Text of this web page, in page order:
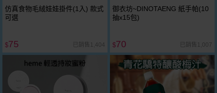
仿真食物毛絨娃娃掛件(1入) 款式
可選
$75 已銷售1,404
御衣坊~DINOTAENG 紙手帕(10
抽x15包)
$70 已銷售1,007